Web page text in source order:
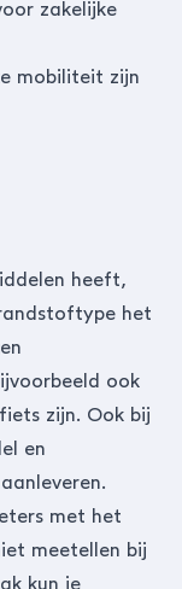
zakelijke
mobiliteit zijn
heeft,
het
ook
zijn. Ook bij
en
met het
meetellen bij
kun je